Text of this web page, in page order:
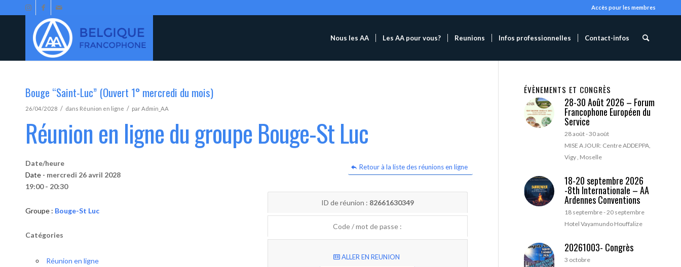
Accès pour les membres
Nous les AA Les AA pour vous? Reunions Infos professionnelles Contact-infos
Bouge “Saint-Luc” (Ouvert 1° mercredi du mois)
26/04/2028 / dans Réunion en ligne / parAdmin_AA
Réunion en ligne du groupe Bouge-St Luc
Retour à la liste des réunions en ligne
Date/heure
Date - mercredi 26 avril 2028
19:00 - 20:30
Groupe : Bouge-St Luc
Catégories
Réunion en ligne
ID de réunion : 82661630349
Code / mot de passe :
ALLER EN REUNION
ÉVÈNEMENTS ET CONGRÈS
28-30 Août 2026 – Forum
Francophone Européen du
Service
28 août-30 août
MISE A JOUR: Centre ADDEPPA,
Vigy , Moselle
18-20 septembre 2026
-8th Internationale – AA
Ardennes Conventions
18 septembre-20 septembre
Hotel Vayamundo Houffalize
20261003- Congrès
3 octobre